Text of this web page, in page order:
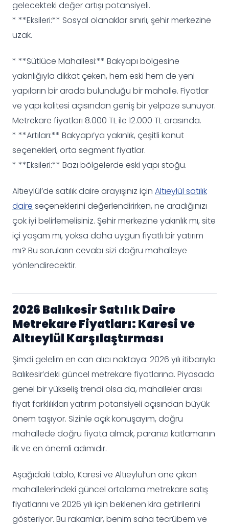
gelecekteki değer artışı potansiyeli.
* **Eksileri:** Sosyal olanaklar sınırlı, şehir merkezine
uzak.
* **Sütlüce Mahallesi:** Bakyapı bölgesine
yakınlığıyla dikkat çeken, hem eski hem de yeni
yapıların bir arada bulunduğu bir mahalle. Fiyatlar
ve yapı kalitesi açısından geniş bir yelpaze sunuyor.
Metrekare fiyatları 8.000 TL ile 12.000 TL arasında.
* **Artıları:** Bakyapı’ya yakınlık, çeşitli konut
seçenekleri, orta segment fiyatlar.
* **Eksileri:** Bazı bölgelerde eski yapı stoğu.
Altıeylül’de satılık daire arayışınız için Altıeylül satılık
daire seçeneklerini değerlendirirken, ne aradığınızı
çok iyi belirlemelisiniz. Şehir merkezine yakınlık mı, site
içi yaşam mı, yoksa daha uygun fiyatlı bir yatırım
mı? Bu soruların cevabı sizi doğru mahalleye
yönlendirecektir.
2026 Balıkesir Satılık Daire
Metrekare Fiyatları: Karesi ve
Altıeylül Karşılaştırması
Şimdi gelelim en can alıcı noktaya: 2026 yılı itibarıyla
Balıkesir’deki güncel metrekare fiyatlarına. Piyasada
genel bir yükseliş trendi olsa da, mahalleler arası
fiyat farklılıkları yatırım potansiyeli açısından büyük
önem taşıyor. Sizinle açık konuşayım, doğru
mahallede doğru fiyata almak, paranızı katlamanın
ilk ve en önemli adımıdır.
Aşağıdaki tablo, Karesi ve Altıeylül’ün öne çıkan
mahallelerindeki güncel ortalama metrekare satış
fiyatlarını ve 2026 yılı için beklenen kira getirilerini
gösteriyor. Bu rakamlar, benim saha tecrübem ve